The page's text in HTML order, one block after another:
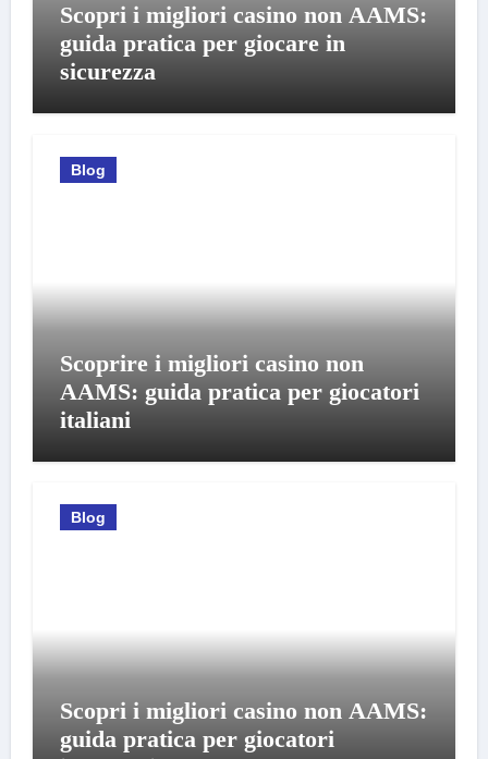
Scopri i migliori casino non AAMS:
guida pratica per giocare in
sicurezza
Blog
Scoprire i migliori casino non
AAMS: guida pratica per giocatori
italiani
Blog
Scopri i migliori casino non AAMS:
guida pratica per giocatori